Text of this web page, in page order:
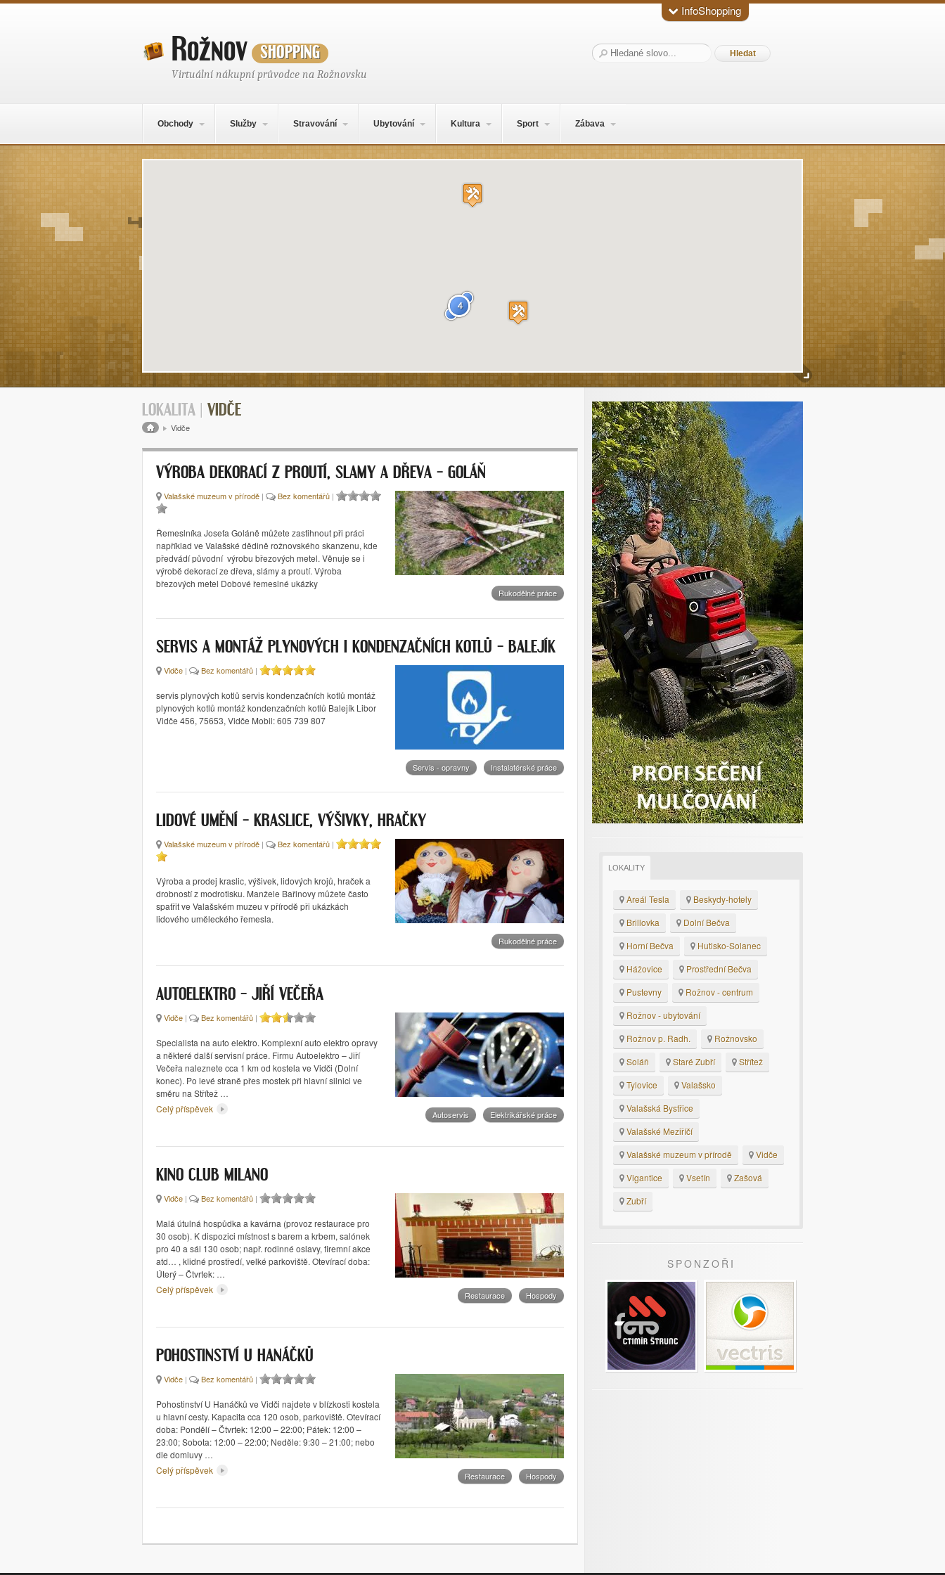
Rožnovshopping
Virtuální nákupní průvodce na Rožnovsku
Hledat:
Obchody Služby Stravování Ubytování Kultura Sport Zábava
Mapa obsahu
4
LOKALITA | VIDČE
Drobečková navigace
Vidče
VÝROBA DEKORACÍ Z PROUTÍ, SLAMY A DŘEVA – GOLÁŇ
Rukodělné práce
Valašské muzeum v přírodě | Bez komentářů |
Řemeslníka Josefa Goláně můžete zastihnout při práci
například ve Valašské dědině rožnovského skanzenu, kde
předvádí původní výrobu březových metel. Věnuje se i
výrobě dekorací ze dřeva, slámy a proutí. Výroba
březových metel Dobové řemeslné ukázky
SERVIS A MONTÁŽ PLYNOVÝCH I KONDENZAČNÍCH KOTLŮ – BALEJÍK
Servis - opravny Instalatérské práce
Vidče | Bez komentářů |
servis plynových kotlů servis kondenzačních kotlů montáž
plynových kotlů montáž kondenzačních kotlů Balejík Libor
Vidče 456, 75653, Vidče Mobil: 605 739 807
LIDOVÉ UMĚNÍ – KRASLICE, VÝŠIVKY, HRAČKY
Rukodělné práce
Valašské muzeum v přírodě | Bez komentářů |
Výroba a prodej kraslic, výšivek, lidových krojů, hraček a
drobností z modrotisku. Manžele Bařinovy můžete často
spatřit ve Valašském muzeu v přírodě při ukázkách
lidového uměleckého řemesla.
AUTOELEKTRO – JIŘÍ VEČEŘA
Autoservis Elektrikářské práce
Vidče | Bez komentářů |
Specialista na auto elektro. Komplexní auto elektro opravy
a některé další servisní práce. Firmu Autoelektro – Jiří
Večeřa naleznete cca 1 km od kostela ve Vidči (Dolní
konec). Po levé straně přes mostek při hlavní silnici ve
směru na Střítež …
Celý příspěvek
KINO CLUB MILANO
Restaurace Hospody
Vidče | Bez komentářů |
Malá útulná hospůdka a kavárna (provoz restaurace pro
30 osob). K dispozici místnost s barem a krbem, salónek
pro 40 a sál 130 osob; např. rodinné oslavy, firemní akce
atd… , klidné prostředí, velké parkoviště. Otevírací doba:
Úterý – Čtvrtek: …
Celý příspěvek
POHOSTINSTVÍ U HANÁČKŮ
Restaurace Hospody
Vidče | Bez komentářů |
Pohostinství U Hanáčků ve Vidči najdete v blízkosti kostela
u hlavní cesty. Kapacita cca 120 osob, parkoviště. Otevírací
doba: Pondělí – Čtvrtek: 12:00 – 22:00; Pátek: 12:00 –
23:00; Sobota: 12:00 – 22:00; Neděle: 9:30 – 21:00; nebo
dle domluvy …
Celý příspěvek
LOKALITY
Areál Tesla
Beskydy-hotely
Brillovka
Dolní Bečva
Horní Bečva
Hutisko-Solanec
Hážovice
Prostřední Bečva
Pustevny
Rožnov - centrum
Rožnov - ubytování
Rožnov p. Radh.
Rožnovsko
Soláň
Staré Zubří
Střítež
Tylovice
Valašsko
Valašská Bystřice
Valašské Meziříčí
Valašské muzeum v přírodě
Vidče
Vigantice
Vsetín
Zašová
Zubří
SPONZOŘI
InfoShopping